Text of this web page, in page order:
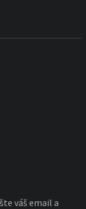
váš email a